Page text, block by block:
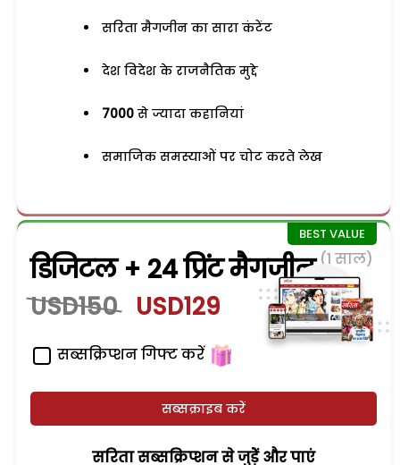
सरिता मैगजीन का सारा कंटेंट
देश विदेश के राजनैतिक मुद्दे
7000 से ज्यादा कहानियां
समाजिक समस्याओं पर चोट करते लेख
डिजिटल + 24 प्रिंट मैगजीन (1 साल)
USD150 USD129
सब्सक्रिप्शन गिफ्ट करें
सब्सक्राइब करें
सरिता सब्सक्रिप्शन से जुड़ेें और पाएं